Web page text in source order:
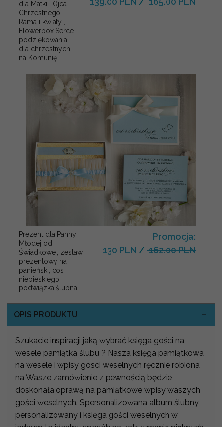
dla Matki i Ojca
Chrzestnego
Rama i kwiaty ,
Flowerbox Serce
podziękowania
dla chrzestnych
na Komunię
Prezent dla Panny
Młodej od
Świadkowej, zestaw
prezentowy na
panieński, cos
niebieskiego
podwiązka ślubna
Promocja:
130 PLN / 162.00 PLN
OPIS PRODUKTU
Szukacie inspiracji jaką wybrać księga gości na
wesele pamiątka ślubu ? Nasza księga pamiątkowa
na wesele i wpisy gosci weselnych ręcznie robiona
na Wasze zamówienie z pewnością będzie
doskonała oprawą na pamiątkowe wpisy waszych
gości weselnych. Spersonalizowana album ślubny
personalizowany i księga gości weselnych w